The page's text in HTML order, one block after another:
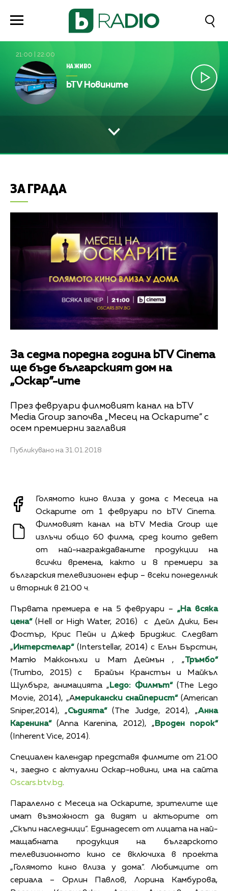
21:00 22:00
НА ЖИВО
bTV Новините
ЗА ГРАДА
За седма поредна година bTV Cinema
ще бъде българският дом на
„Оскар”-ите
През февруари филмовият канал на bTV
Media Group започва „Месец на Оскарите“ с
осем премиерни заглавия
Публикувано на 31.01.2018
Голямото кино влиза у дома с Месеца на
Оскарите от 1 февруари по bTV Cinema.
Филмовият канал на bTV Media Group ще
излъчи общо 60 филма, сред които девет
от най-награждаваните продукции на
всички времена, както и 8 премиери за
българския телевизионен ефир – всеки понеделник
и вторник в 21:00 ч.
Първата премиера е на 5 февруари – „На всяка
цена“(Hell or High Water, 2016) с Дейл Дики, Бен
Фостър, Крис Пейн и Джеф Бриджис. Следват
„ Интерстелар“ (Interstellar, 2014) с Елън Бърстин,
Матю Макконъхи и Мат Деймън , „Тръмбо“
(Trumbo, 2015) с Брайън Кранстън и Майкъл
Щулбърг, анимацията „ Lego: Филмът“(The Lego
Movie, 2014), „Американски снайперист“(American
Sniper,2014), „Съдията“(The Judge, 2014), „Анна
Каренина“(Anna Karenina, 2012), „ Вроден порок“
(Inherent Vice, 2014).
Специален календар представя филмите от 21:00
ч., заедно с актуални Оскар-новини, има на сайта
Oscars.btv.bg.
Паралелно с Месеца на Оскарите, зрителите ще
имат възможност да видят и актьорите от
„Скъпи наследници“. Единадесет от лицата на най-
мащабната продукция на българското
телевизионното кино се включиха в проекта
„Голямото кино влиза у дома“. Любимците от
сериала – Орлин Павлов, Лорина Камбурова,